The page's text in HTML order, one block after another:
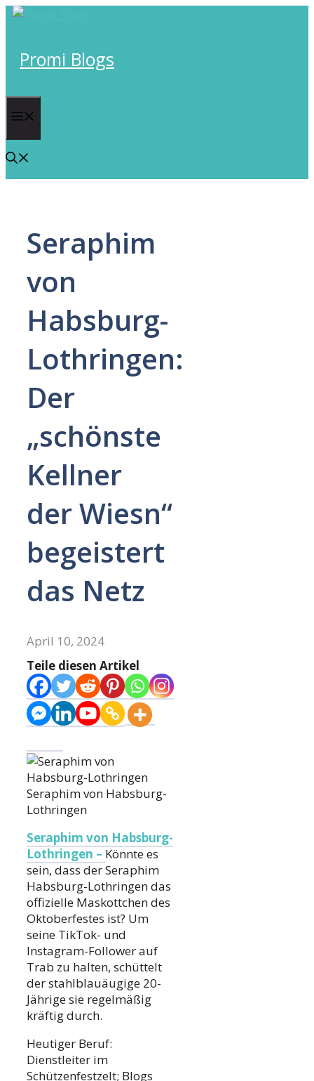
Skip
Promi Blogs
Seraphim
von
Habsburg-
Lothringen:
Der
„schönste
Kellner
der Wiesn“
begeistert
das Netz
April 10, 2024
Teile diesen Artikel
Seraphim von Habsburg-
Lothringen
Seraphim von Habsburg-
Lothringen – Könnte es
sein, dass der Seraphim
Habsburg-Lothringen das
offizielle Maskottchen des
Oktoberfestes ist? Um
seine TikTok- und
Instagram-Follower auf
Trab zu halten, schüttelt
der stahlblauäugige 20-
Jährige sie regelmäßig
kräftig durch.
Heutiger Beruf:
Dienstleiter im
Schützenfestzelt; Blogs